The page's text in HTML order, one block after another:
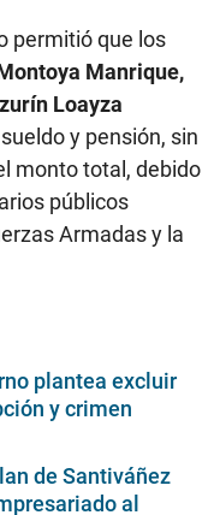
permitió que los
Manrique,
Loayza
y pensión, sin
monto total, debido
públicos
Armadas y la
plantea excluir
y crimen
de Santiváñez
al